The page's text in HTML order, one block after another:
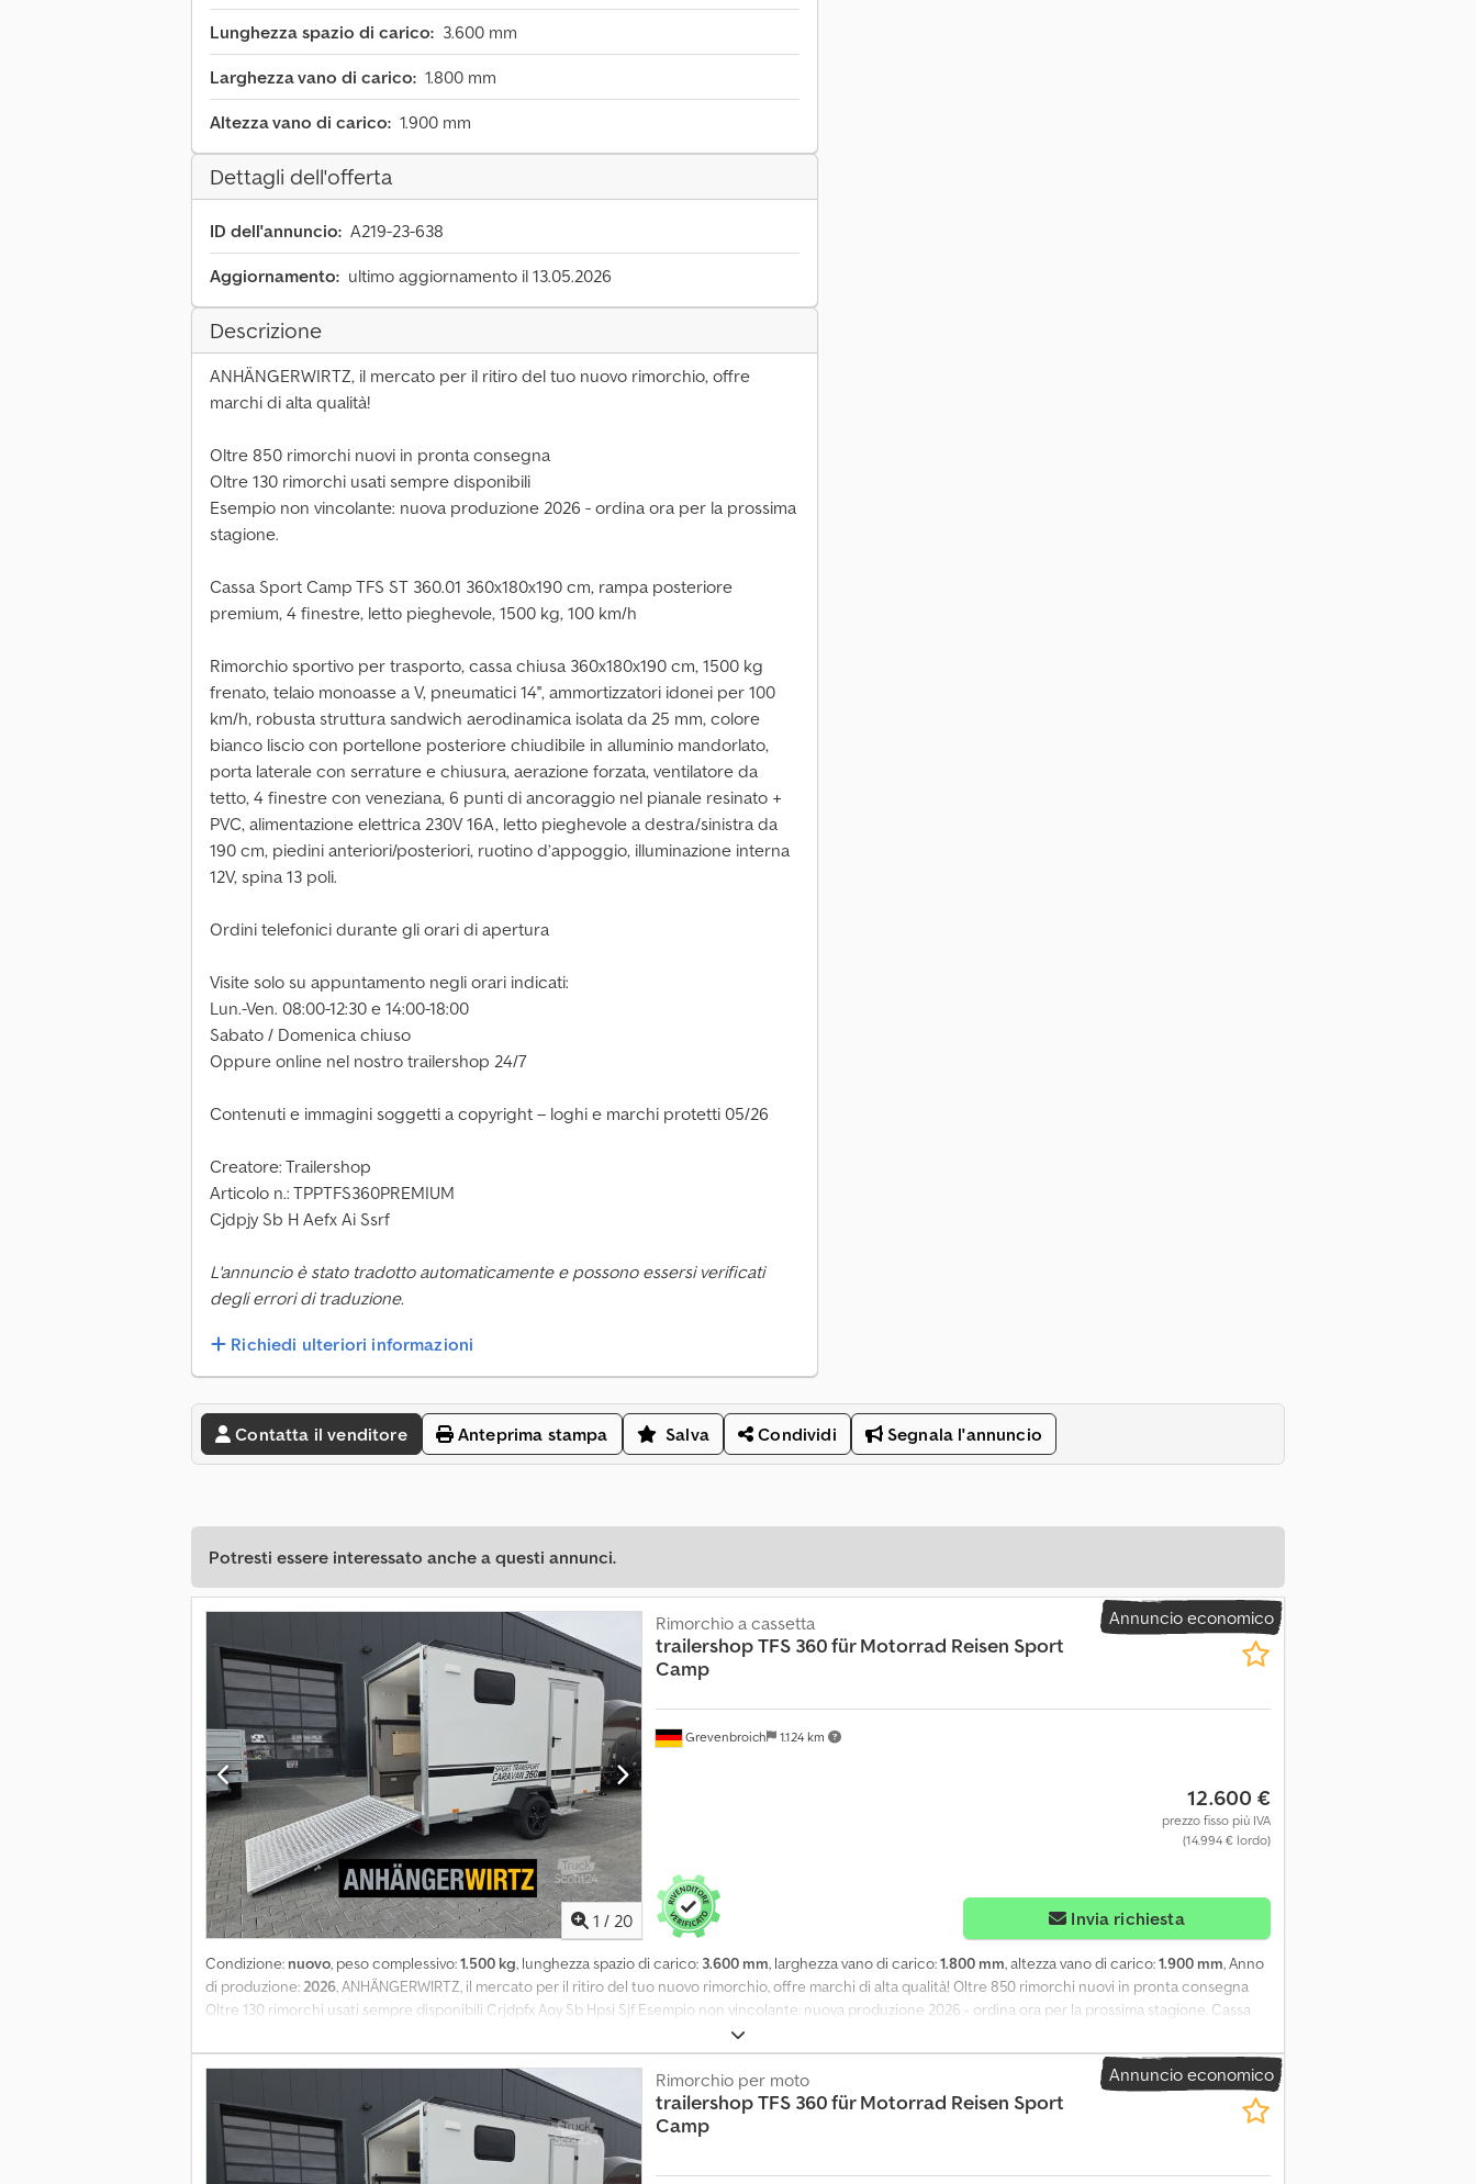
Lunghezza spazio di carico: 3.600 mm
Larghezza vano di carico: 1.800 mm
Altezza vano di carico: 1.900 mm
Dettagli dell'offerta
ID dell'annuncio: A219-23-638
Aggiornamento: ultimo aggiornamento il 13.05.2026
Descrizione
ANHÄNGERWIRTZ, il mercato per il ritiro del tuo nuovo rimorchio, offre
marchi di alta qualità!
Oltre 850 rimorchi nuovi in pronta consegna
Oltre 130 rimorchi usati sempre disponibili
Esempio non vincolante: nuova produzione 2026 - ordina ora per la prossima
stagione.
Cassa Sport Camp TFS ST 360.01 360x180x190 cm, rampa posteriore
premium, 4 finestre, letto pieghevole, 1500 kg, 100 km/h
Rimorchio sportivo per trasporto, cassa chiusa 360x180x190 cm, 1500 kg
frenato, telaio monoasse a V, pneumatici 14'', ammortizzatori idonei per 100
km/h, robusta struttura sandwich aerodinamica isolata da 25 mm, colore
bianco liscio con portellone posteriore chiudibile in alluminio mandorlato,
porta laterale con serrature e chiusura, aerazione forzata, ventilatore da
tetto, 4 finestre con veneziana, 6 punti di ancoraggio nel pianale resinato +
PVC, alimentazione elettrica 230V 16A, letto pieghevole a destra/sinistra da
190 cm, piedini anteriori/posteriori, ruotino d’appoggio, illuminazione interna
12V, spina 13 poli.
Ordini telefonici durante gli orari di apertura
Visite solo su appuntamento negli orari indicati:
Lun.-Ven. 08:00-12:30 e 14:00-18:00
Sabato / Domenica chiuso
Oppure online nel nostro trailershop 24/7
Contenuti e immagini soggetti a copyright – loghi e marchi protetti 05/26
Creatore: Trailershop
Articolo n.: TPPTFS360PREMIUM
Cjdpjy Sb H Aefx Ai Ssrf
L'annuncio è stato tradotto automaticamente e possono essersi verificati
degli errori di traduzione.
Richiedi ulteriori informazioni
Contatta il venditore Anteprima stampa Salva Condividi Segnala l'annuncio
Potresti essere interessato anche a questi annunci.
Annuncio economico
1 / 20
Grevenbroich 1.124 km
Rimorchio a cassetta
trailershopTFS 360 für Motorrad Reisen Sport
Camp
12.600 €
prezzo fisso più IVA
(14.994 € lordo)
Invia richiesta
Condizione: nuovo, peso complessivo:1.500 kg, lunghezza spazio di carico: 3.600 mm, larghezza vano di carico:1.800 mm, altezza vano di carico:1.900 mm, Anno
di produzione:2026, ANHÄNGERWIRTZ, il mercato per il ritiro del tuo nuovo rimorchio, offre marchi di alta qualità! Oltre 850 rimorchi nuovi in pronta consegna
Oltre 130 rimorchi usati sempre disponibili Crjdpfx Aoy Sb Hpsi Sjf Esempio non vincolante: nuova produzione 2026 - ordina ora per la prossima stagione. Cassa
Sport Camp TFS ST 360.01 360x180x190 cm, rampa posteriore premium, 4 finestre, letto pieghevole, 1500 kg, 100 km/h Rimorchio sportivo per trasporto, cassa
chiusa 360x180x190 cm, 1500 kg frenato, telaio monoasse a V, pneumatici 14'', ammortizzatori idonei per 100 km/h, robusta struttura sandwich aerodinamica
isolata da 25 mm, colore bianco liscio con portellone posteriore chiudibile in alluminio mandorlato, porta laterale con serrature e chiusura, aerazione forzata,
ventilatore da tetto, 4 finestre con veneziana, 6 punti di ancoraggio nel pianale resinato + PVC, alimentazione elettrica 230V 16A, letto pieghevole a
destra/sinistra da 190 cm, piedini anteriori/posteriori, ruotino d’appoggio, illuminazione interna 12V, spina 13 poli. Ordini telefonici durante gli orari di apertura
Visite solo su appuntamento negli orari indicati: Lun.-Ven. 08:00-12:30 e 14:00-18:00 Sabato / Domenica chiuso Oppure online nel nostro trailershop 24/7
Contenuti e immagini soggetti a copyright – loghi e marchi protetti 05/26 Creatore: Trailershop Articolo n.: TPPTFS360PREMIUM
Annuncio economico
Rimorchio per moto
trailershopTFS 360 für Motorrad Reisen Sport
Camp